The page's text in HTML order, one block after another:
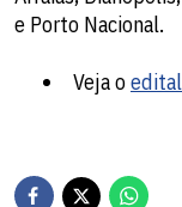
e Porto Nacional.
Veja o